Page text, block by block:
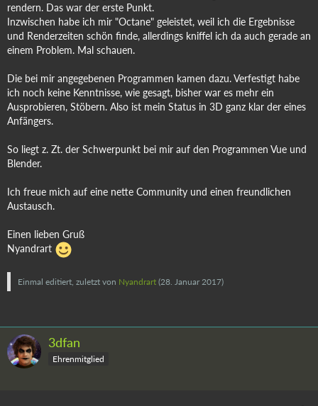
rendern. Das war der erste Punkt.
Inzwischen habe ich mir "Octane" geleistet, weil ich die Ergebnisse
und Renderzeiten schön finde, allerdings kniffel ich da auch gerade an
einem Problem. Mal schauen.
Die bei mir angegebenen Programmen kamen dazu. Verfestigt habe
ich noch keine Kenntnisse, wie gesagt, bisher war es mehr ein
Ausprobieren, Stöbern. Also ist mein Status in 3D ganz klar der eines
Anfängers.
So liegt z. Zt. der Schwerpunkt bei mir auf den Programmen Vue und
Blender.
Ich freue mich auf eine nette Community und einen freundlichen
Austausch.
Einen lieben Gruß
Nyandrart
Einmal editiert, zuletzt von Nyandrart (28. Januar 2017)
3dfan
Ehrenmitglied